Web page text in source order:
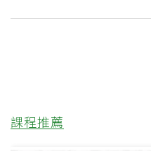
課程推薦